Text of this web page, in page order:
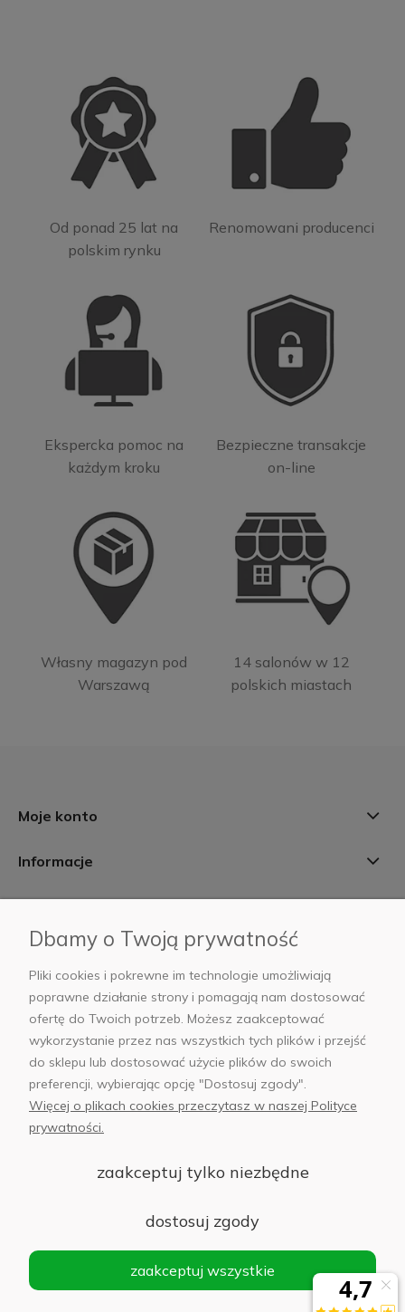
Od ponad 25 lat na
polskim rynku
Renomowani producenci
Ekspercka pomoc na
każdym kroku
Bezpieczne transakcje
on-line
Własny magazyn pod
Warszawą
14 salonów w 12
polskich miastach
Moje konto
Informacje
AB Foto
sklep@abfoto.pl
+48 797 971 275
© 2025 Wszelkie prawa zastrzeżone. Serwis własnością:
Sp. z o.o.
Siedziba: 02-486 WARSZAWA, Al. Jerozolimskie 176, NIP
1132646403 KRS nr 0000271999
Dbamy o Twoją prywatność
Pliki cookies i pokrewne im technologie umożliwiają
poprawne działanie strony i pomagają nam dostosować
ofertę do Twoich potrzeb. Możesz zaakceptować
wykorzystanie przez nas wszystkich tych plików i przejść
do sklepu lub dostosować użycie plików do swoich
preferencji, wybierając opcję "Dostosuj zgody".
Więcej o plikach cookies przeczytasz w naszej Polityce
prywatności.
zaakceptuj tylko niezbędne
dostosuj zgody
zaakceptuj wszystkie